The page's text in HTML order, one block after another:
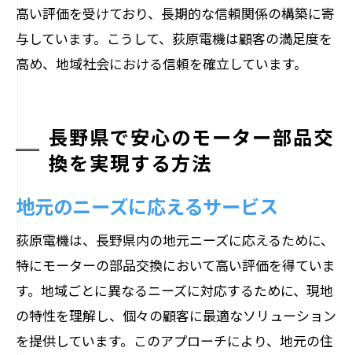
高い評価を受けており、長期的な信頼関係の構築に寄
与しています。こうして、荻原電機は顧客の満足度を
高め、地域社会における信頼を確立しています。
長野県で安心のモーター部品交
換を実現する方法
地元のニーズに応えるサービス
荻原電機は、長野県内の地元ニーズに応えるために、
特にモーターの部品交換において高い評価を得ていま
す。地域ごとに異なるニーズに対応するために、現地
の特性を理解し、個々の顧客に最適なソリューション
を提供しています。このアプローチにより、地元の住